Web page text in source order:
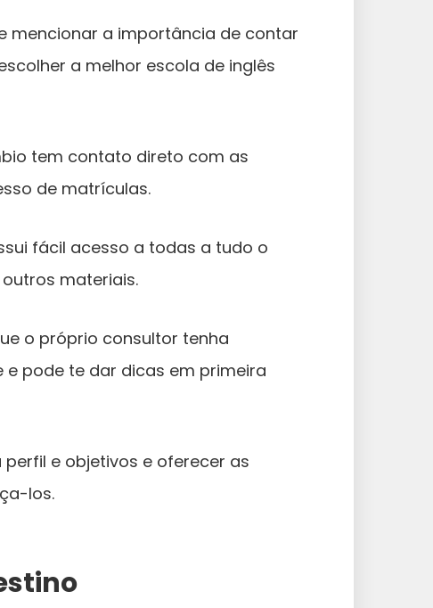
mencionar a importância de contar
a melhor escola de inglês
tem contato direto com as
de matrículas.
fácil acesso a todas a tudo o
materiais.
o próprio consultor tenha
pode te dar dicas em primeira
e objetivos e oferecer as
los.